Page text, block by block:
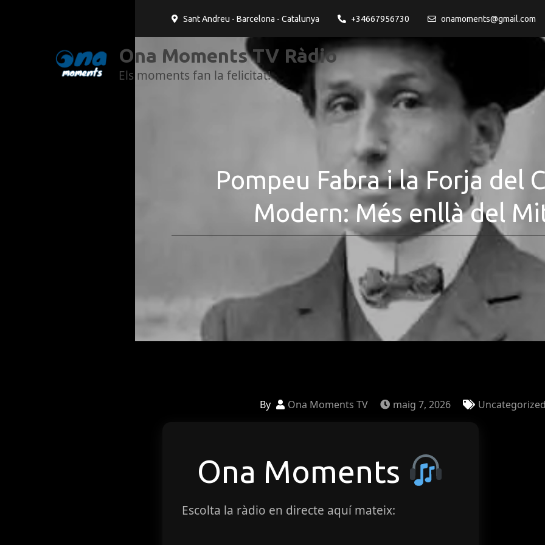
Sant Andreu - Barcelona - Catalunya +34667956730 onamoments@gmail.com
Ona Moments TV Ràdio
Els moments fan la felicitat!
Pompeu Fabra i la Forja del
Modern: Més enllà del
By Ona Moments TV maig 7, 2026
Ona Moments
Escolta la ràdio en directe aquí mateix: